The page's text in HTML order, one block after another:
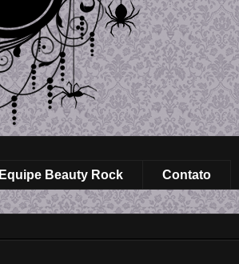
Equipe Beauty Rock Contato